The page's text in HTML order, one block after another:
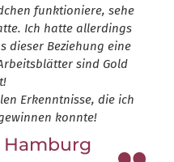
funktioniere, sehe
Ich hatte allerdings
dieser Beziehung eine
sind Gold
Erkenntnisse, die ich
konnte!
Hamburg